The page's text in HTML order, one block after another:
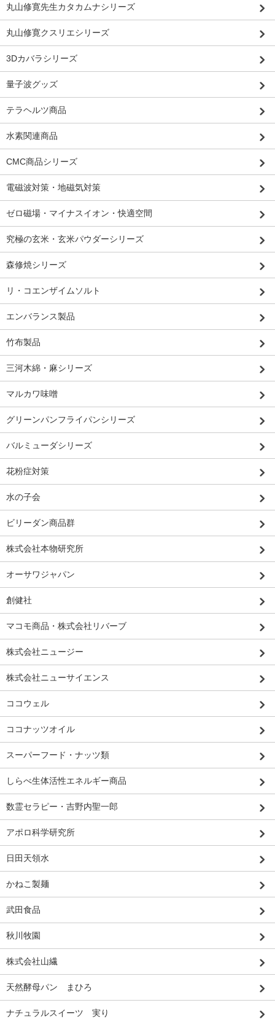
丸山修寛先生カタカムナシリーズ
丸山修寛クスリエシリーズ
3Dカバラシリーズ
量子波グッズ
テラヘルツ商品
水素関連商品
CMC商品シリーズ
電磁波対策・地磁気対策
ゼロ磁場・マイナスイオン・快適空間
究極の玄米・玄米パウダーシリーズ
森修焼シリーズ
リ・コエンザイムソルト
エンバランス製品
竹布製品
三河木綿・麻シリーズ
マルカワ味噌
グリーンパンフライパンシリーズ
バルミューダシリーズ
花粉症対策
水の子会
ビリーダン商品群
株式会社本物研究所
オーサワジャパン
創健社
マコモ商品・株式会社リバーブ
株式会社ニュージー
株式会社ニューサイエンス
ココウェル
ココナッツオイル
スーパーフード・ナッツ類
しらべ生体活性エネルギー商品
数霊セラピー・吉野内聖一郎
アポロ科学研究所
日田天領水
かねこ製麺
武田食品
秋川牧園
株式会社山繊
天然酵母パン まひろ
ナチュラルスイーツ 実り